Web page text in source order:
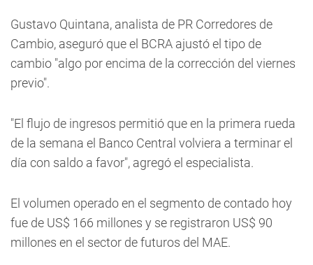
Gustavo Quintana, analista de PR Corredores de
Cambio, aseguró que el BCRA ajustó el tipo de
cambio "algo por encima de la corrección del viernes
previo".
"El flujo de ingresos permitió que en la primera rueda
de la semana el Banco Central volviera a terminar el
día con saldo a favor", agregó el especialista.
El volumen operado en el segmento de contado hoy
fue de US$ 166 millones y se registraron US$ 90
millones en el sector de futuros del MAE.